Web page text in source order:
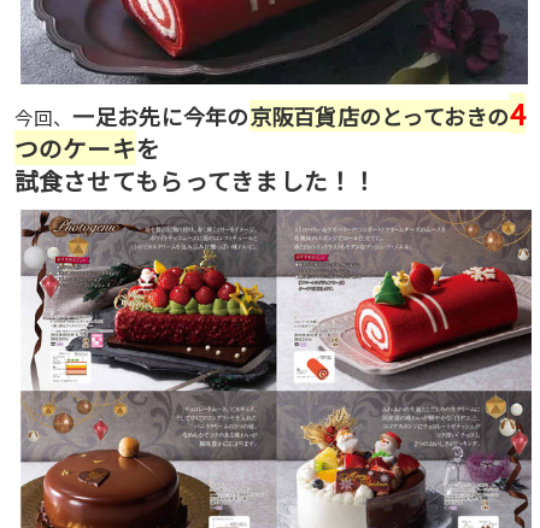
今回、一足お先に今年の京阪百貨店のとっておきの4
つのケーキを
試食させてもらってきました！！